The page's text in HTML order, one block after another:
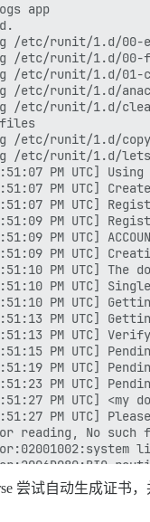
app
/etc/runit/1.d/00-
/etc/runit/1.d/
/etc/runit/1.d/01-
/etc/runit/1.d/
/etc/runit/1.d/
files
/etc/runit/1.d/
/etc/runit/1.d/
PM UTC]
PM UTC]
PM UTC]
PM UTC]
PM UTC]
PM UTC]
PM UTC] The
PM UTC]
PM UTC]
PM UTC]
PM UTC]
PM UTC]
PM UTC]
PM UTC]
PM UTC]
PM UTC]
reading, No
fd/63
尝试自动生成证书